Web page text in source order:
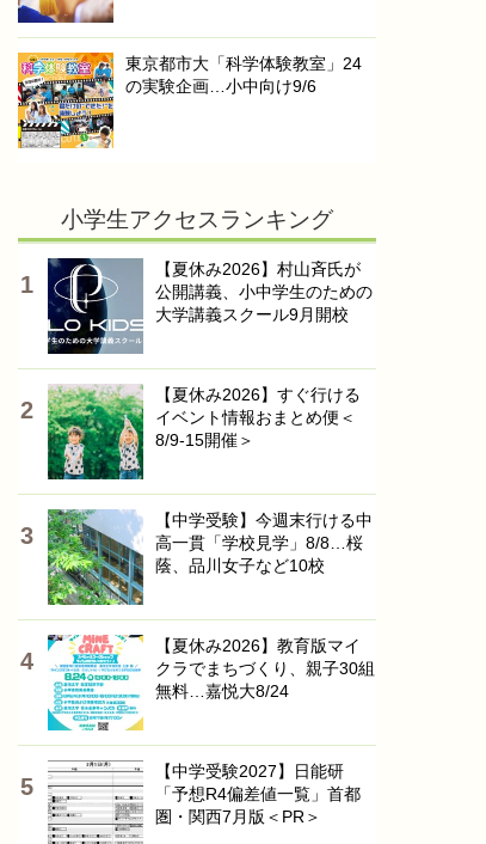
東京都市大「科学体験教室」24
の実験企画…小中向け9/6
小学生アクセスランキング
【夏休み2026】村山斉氏が
公開講義、小中学生のための
大学講義スクール9月開校
【夏休み2026】すぐ行ける
イベント情報おまとめ便＜
8/9-15開催＞
【中学受験】今週末行ける中
高一貫「学校見学」8/8…桜
蔭、品川女子など10校
【夏休み2026】教育版マイ
クラでまちづくり、親子30組
無料…嘉悦大8/24
【中学受験2027】日能研
「予想R4偏差値一覧」首都
圏・関西7月版＜PR＞